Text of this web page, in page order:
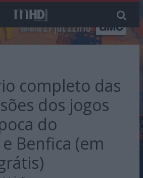
completo das
dos jogos
do
Benfica (em